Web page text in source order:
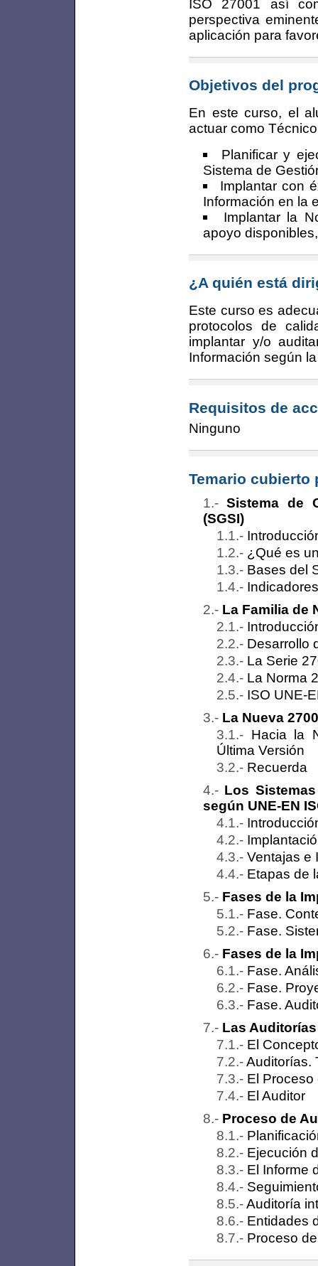
ISO 27001 así
perspectiva
aplicación para
Objetivos del
En este curso, el
actuar como
Planificar y
Sistema de
Implantar con
Información en la
Implantar la
apoyo
¿A quién está
Este curso es
protocolos de
implantar y/o
Información según
Requisitos de
Ninguno
Temario cubierto
Sistema de
(SGSI)
¿Qué es
Bases del
La Familia de
Desarrollo
La Serie
La Norma
ISO UNE-
La Nueva
Hacia la
Última Versión
Recuerda
Los
según UNE-EN
Ventajas e
Etapas de
Fases de la
Fase.
Fase.
Fases de la
Fase.
Fase.
Fase.
Las Auditorías
El
Auditorías.
El Proceso
El Auditor
Proceso de
Ejecución
El Informe
Auditoría
Entidades
Proceso